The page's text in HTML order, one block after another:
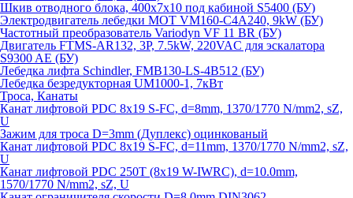
Шкив отводного блока, 400х7х10 под кабиной S5400 (БУ)
Электродвигатель лебедки MOT VM160-C4A240, 9kW (БУ)
Частотный преобразователь Variodyn VF 11 BR (БУ)
Двигатель FTMS-AR132, 3P, 7.5kW, 220VAC для эскалатора
S9300 AE (БУ)
Лебедка лифта Schindler, FMB130-LS-4B512 (БУ)
Лебедка безредукторная UM1000-1, 7кВт
Троса, Канаты
Канат лифтовой PDC 8x19 S-FC, d=8mm, 1370/1770 N/mm2, sZ,
U
Зажим для троса D=3mm (Дуплекс) оцинкованый
Канат лифтовой PDC 8x19 S-FC, d=11mm, 1370/1770 N/mm2, sZ,
U
Канат лифтовой PDC 250T (8x19 W-IWRC), d=10.0mm,
1570/1770 N/mm2, sZ, U